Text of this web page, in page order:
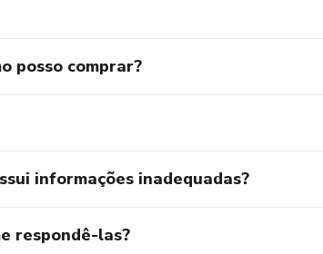
posso comprar?
informações inadequadas?
respondê-las?